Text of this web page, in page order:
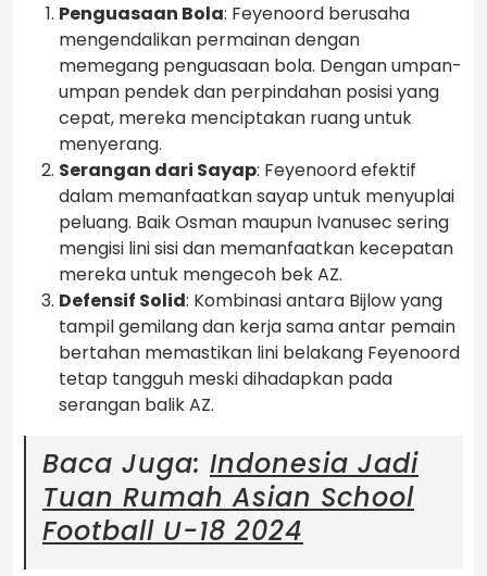
Penguasaan Bola: Feyenoord berusaha
mengendalikan permainan dengan
memegang penguasaan bola. Dengan umpan-
umpan pendek dan perpindahan posisi yang
cepat, mereka menciptakan ruang untuk
menyerang.
Serangan dari Sayap: Feyenoord efektif
dalam memanfaatkan sayap untuk menyuplai
peluang. Baik Osman maupun Ivanusec sering
mengisi lini sisi dan memanfaatkan kecepatan
mereka untuk mengecoh bek AZ.
Defensif Solid: Kombinasi antara Bijlow yang
tampil gemilang dan kerja sama antar pemain
bertahan memastikan lini belakang Feyenoord
tetap tangguh meski dihadapkan pada
serangan balik AZ.
Baca Juga: Indonesia Jadi
Tuan Rumah Asian School
Football U-18 2024